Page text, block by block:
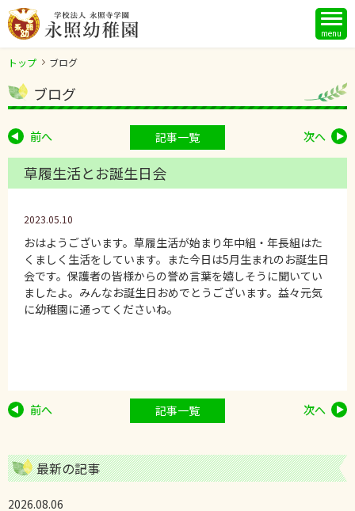
menu
トップ ブログ
ブログ
前へ 次へ
記事一覧
草履生活とお誕生日会
2023.05.10
おはようございます。草履生活が始まり年中組・年長組はた
くましく生活をしています。また今日は5月生まれのお誕生日
会です。保護者の皆様からの誉め言葉を嬉しそうに聞いてい
ましたよ。みんなお誕生日おめでとうございます。益々元気
に幼稚園に通ってくださいね。
前へ 次へ
記事一覧
最新の記事
2026.08.06